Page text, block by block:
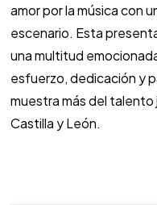
amor por la música con
escenario. Esta
una multitud
esfuerzo, dedicación y
muestra más del
Castilla y León.